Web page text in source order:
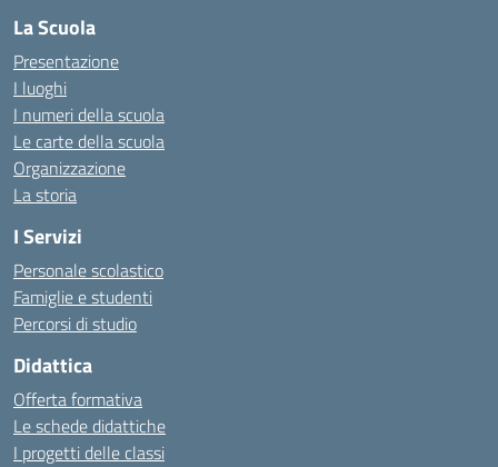
La Scuola
Presentazione
I luoghi
I numeri della scuola
Le carte della scuola
Organizzazione
La storia
I Servizi
Personale scolastico
Famiglie e studenti
Percorsi di studio
Didattica
Offerta formativa
Le schede didattiche
I progetti delle classi